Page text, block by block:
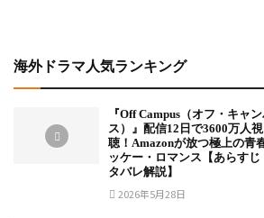
海外ドラマ人気ランキング
『Off Campus（オフ・キャ
ス）』配信12日で3600万人視
聴！Amazonが放つ極上の青
ッケー・ロマンス【あらすじ
タバレ解説】
2026年5月28日